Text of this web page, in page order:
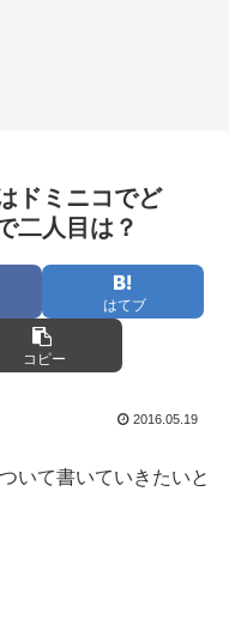
ドミニコでど
二人目は？
はてブ
コピー
2016.05.19
いて書いていきたいと